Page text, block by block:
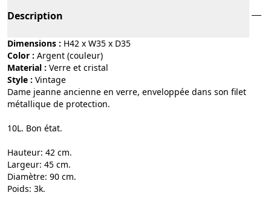
Description
Dimensions : H42 x W35 x D35
Color :
argent (couleur)
Material :
verre et cristal
Style :
vintage
Dame jeanne ancienne en verre, enveloppée dans son filet
métallique de protection.
10L. Bon état.
Hauteur: 42 cm.
Largeur: 45 cm.
Diamètre: 90 cm.
Poids: 3k.